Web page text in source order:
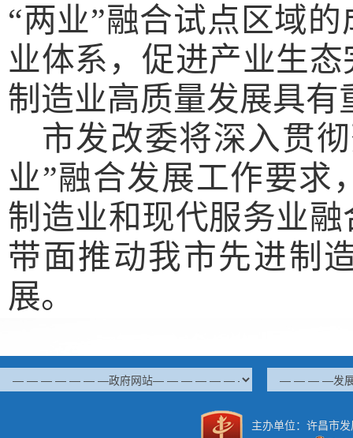
“两业”融合试点区域
业体系，促进产业生
制造业高质量发展具有
市发改委将深入贯
业”融合发展工作要求
制造业和现代服务业
带面推动我市先进制
展。
主办单位：许昌市